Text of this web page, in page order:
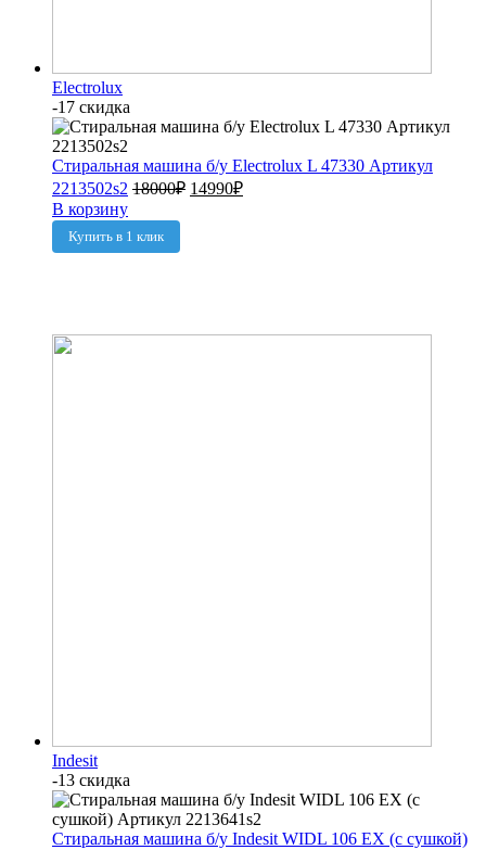
Electrolux
-17 скидка
Стиральная машина б/у Electrolux L 47330 Артикул
2213502s2 18000₽ 14990₽
В корзину
Купить в 1 клик
Indesit
-13 скидка
Стиральная машина б/у Indesit WIDL 106 EX (с сушкой)